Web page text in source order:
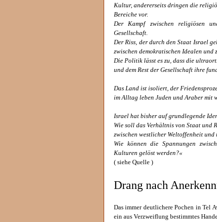
Kultur, andererseits dringen die
Bereiche vor.
Der Kampf zwischen religiösen
Gesellschaft.
Der Riss, der durch den Staat Israel
zwischen demokratischen Idealen und
Die Politik lässt es zu, dass die
und dem Rest der Gesellschaft ihre
Das Land ist isoliert, der
im Alltag leben Juden und Araber mit
Israel hat bisher auf grundlegende
Wie soll das Verhältnis von Staat und
zwischen westlicher Weltoffenheit
Wie können die Spannungen
Kulturen gelöst werden?«
( siehe Quelle )
Drang nach
Das immer deutlichere Pochen in Tel
ein aus Verzweiflung bestimmtes